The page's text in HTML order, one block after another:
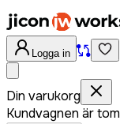
Logga in
Din varukorg
Kundvagnen är tom